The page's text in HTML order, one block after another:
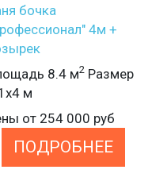
бочка
4м +
8.4 м2 Размер
м
от 254 000 руб
ПОДРОБНЕЕ